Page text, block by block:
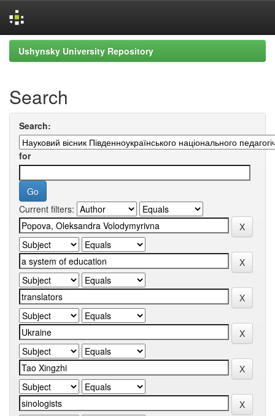
Skip
navigation
Ushynsky University Repository
Search
Search:
for
Current filters: